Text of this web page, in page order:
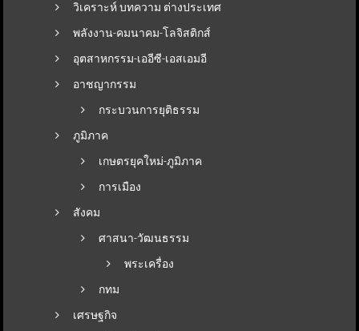
วิเคราะห์ บทความ ต่างประเทศ
พลังงาน-คมนาคม-โลจิสติกส์
อุตสาหกรรม-เออีซี-เอสเอมอี
อาชญากรรม
กระบวนการยุติธรรม
ภูมิภาค
เกษตรยุคใหม่-ภูมิภาค
การเมือง
สังคม
ศาสนา-วัฒนธรรม
พระเครื่อง
กทม
เศรษฐกิจ